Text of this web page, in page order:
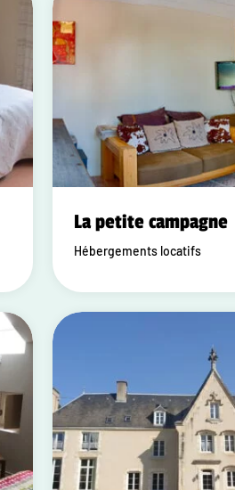
La petite campagne
Hébergements locatifs